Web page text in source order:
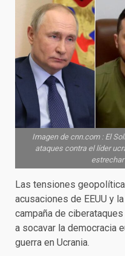
Imagen de cnn.com : El
ataques contra el líder
Las tensiones
acusaciones de EEUU y
campaña de
a socavar la democracia
guerra en Ucrania.